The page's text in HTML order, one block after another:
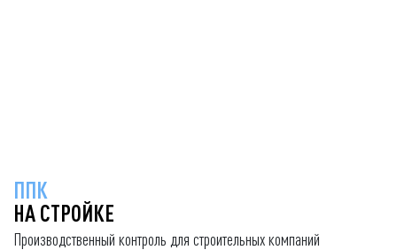
ППК
НА СТРОЙКЕ
Производственный контроль для строительных компаний